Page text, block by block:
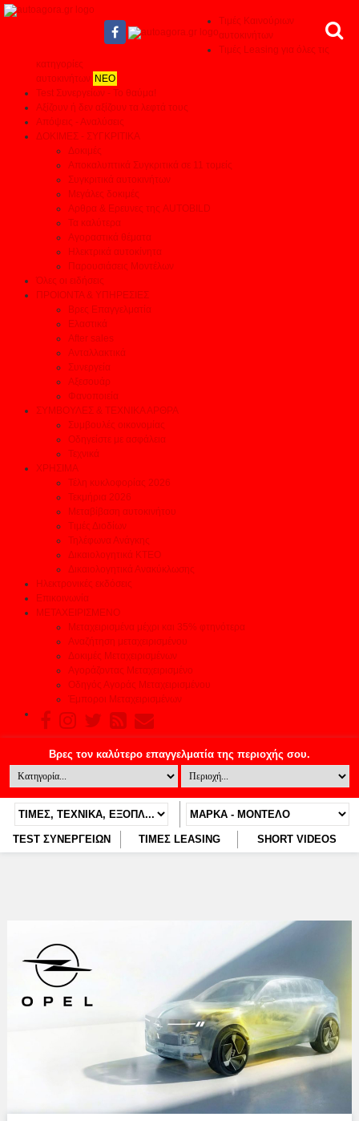
Τιμές Καινούριων
αυτοκινήτων
Τιμές Leasing για όλες τις
κατηγορίες
αυτοκινήτων ΝΕΟ
Test Συνεργείων - Το θαύμα!
Αξίζουν ή δεν αξίζουν τα λεφτά τους
Απόψεις - Αναλύσεις
ΔΟΚΙΜΕΣ - ΣΥΓΚΡΙΤΙΚΑ
Δοκιμές
Αποκαλυπτικά Συγκριτικά σε 11 τομείς
Συγκριτικά αυτοκινήτων
Μεγάλες δοκιμές
Αρθρα & Ερευνες της AUTOBILD
Τα καλύτερα
Αγοραστικά θέματα
Ηλεκτρικά αυτοκίνητα
Παρουσιάσεις Μοντέλων
Όλες οι ειδήσεις
ΠΡΟΙΟΝΤΑ & ΥΠΗΡΕΣΙΕΣ
Βρες Επαγγελματία
Ελαστικά
After sales
Ανταλλακτικά
Συνεργεία
Αξεσουάρ
Φανοποιεία
ΣΥΜΒΟΥΛΕΣ & ΤΕΧΝΙΚΑ ΑΡΘΡΑ
Συμβουλές οικονομίας
Οδηγείστε με ασφάλεια
Τεχνικά
ΧΡΗΣΙΜΑ
Τέλη κυκλοφορίας 2026
Τεκμήρια 2026
Μεταβίβαση αυτοκινήτου
Τιμές Διοδίων
Τηλέφωνα Ανάγκης
Δικαιολογητικά ΚΤΕΟ
Δικαιολογητικά Ανακύκλωσης
Ηλεκτρονικές εκδόσεις
Επικοινωνία
ΜΕΤΑΧΕΙΡΙΣΜΕΝΟ
Μεταχειρισμένα μέχρι και 35% φτηνότερα
Αναζήτηση μεταχειρισμένου
Δοκιμές Μεταχειρισμένων
Αγοράζοντας Μεταχειρισμένο
Οδηγός Αγοράς Μεταχειρισμένου
Έμποροι Μεταχειρισμένων
TEST ΣΥΝΕΡΓΕΙΩΝ ΤΙΜΕΣ LEASING SHORT VIDEOS